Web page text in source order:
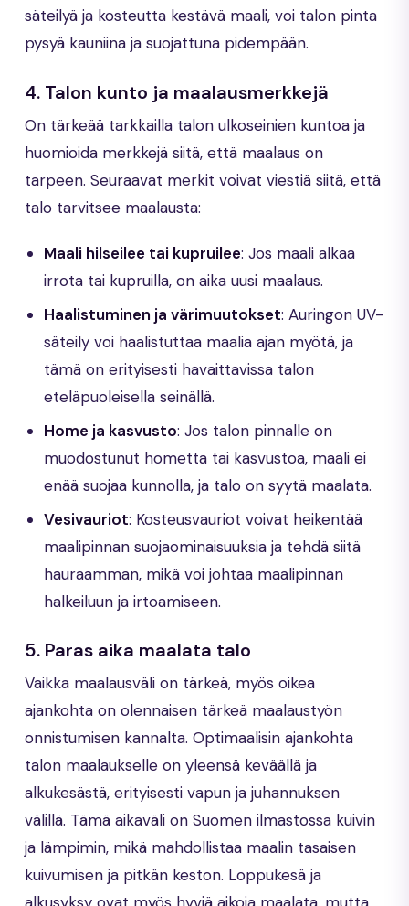
säteilyä ja kosteutta kestävä maali, voi talon pinta
pysyä kauniina ja suojattuna pidempään.
4. Talon kunto ja maalausmerkkejä
On tärkeää tarkkailla talon ulkoseinien kuntoa ja
huomioida merkkejä siitä, että maalaus on
tarpeen. Seuraavat merkit voivat viestiä siitä, että
talo tarvitsee maalausta:
Maali hilseilee tai kupruilee: Jos maali alkaa
irrota tai kupruilla, on aika uusi maalaus.
Haalistuminen ja värimuutokset: Auringon UV-
säteily voi haalistuttaa maalia ajan myötä, ja
tämä on erityisesti havaittavissa talon
eteläpuoleisella seinällä.
Home ja kasvusto: Jos talon pinnalle on
muodostunut hometta tai kasvustoa, maali ei
enää suojaa kunnolla, ja talo on syytä maalata.
Vesivauriot: Kosteusvauriot voivat heikentää
maalipinnan suojaominaisuuksia ja tehdä siitä
hauraamman, mikä voi johtaa maalipinnan
halkeiluun ja irtoamiseen.
5. Paras aika maalata talo
Vaikka maalausväli on tärkeä, myös oikea
ajankohta on olennaisen tärkeä maalaustyön
onnistumisen kannalta. Optimaalisin ajankohta
talon maalaukselle on yleensä keväällä ja
alkukesästä, erityisesti vapun ja juhannuksen
välillä. Tämä aikaväli on Suomen ilmastossa kuivin
ja lämpimin, mikä mahdollistaa maalin tasaisen
kuivumisen ja pitkän keston. Loppukesä ja